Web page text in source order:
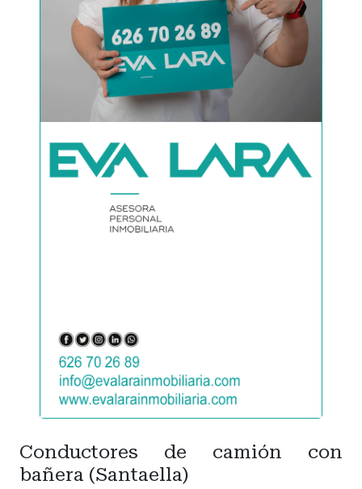
Conductores de camión con
bañera (Santaella)